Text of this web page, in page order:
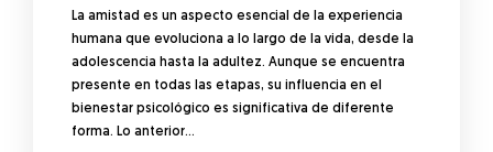
La amistad es un aspecto esencial de la experiencia
humana que evoluciona a lo largo de la vida, desde la
adolescencia hasta la adultez. Aunque se encuentra
presente en todas las etapas, su influencia en el
bienestar psicológico es significativa de diferente
forma. Lo anterior…